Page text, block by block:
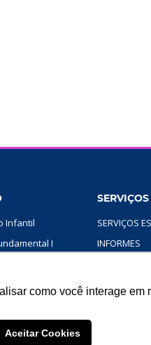
como você interage em
Aceitar Cookies
Infantil
I
SERVIÇOS
INFORMES